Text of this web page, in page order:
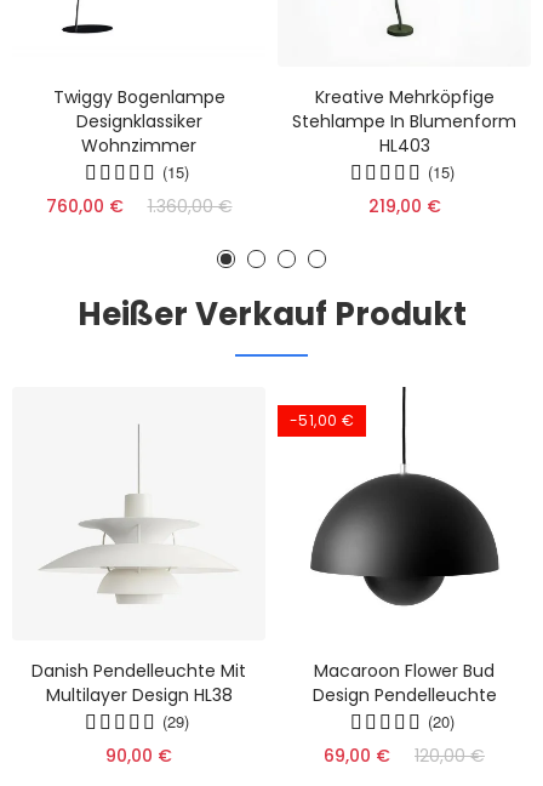
Twiggy Bogenlampe
Designklassiker
Wohnzimmer
(15)
760,00 € 1.360,00 €
Kreative Mehrköpfige
Stehlampe In Blumenform
HL403
(15)
219,00 €
Heißer Verkauf Produkt
Danish Pendelleuchte Mit
Multilayer Design HL38
(29)
90,00 €
-51,00 €
Macaroon Flower Bud
Design Pendelleuchte
(20)
69,00 € 120,00 €